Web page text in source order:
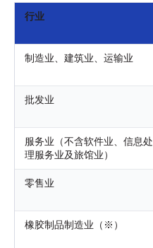
行业
制造业、建筑业、运输业
批发业
服务业（不含软件业、信息处
理服务业及旅馆业）
零售业
橡胶制品制造业（※）